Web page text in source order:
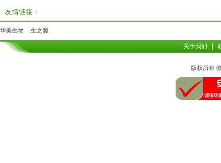
友情链接：
华美生物 生之源
关于我们
版权所有